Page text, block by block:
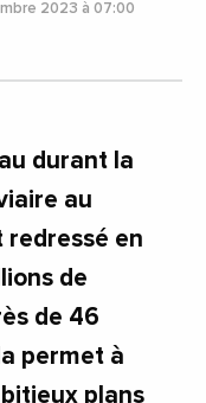
2023 à 07:00
durant la
au
redressé en
de
de 46
permet à
plans